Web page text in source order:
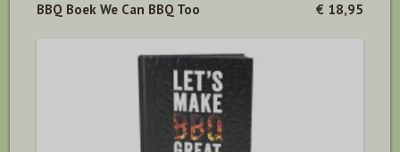
BBQ Boek We Can BBQ Too € 18,95